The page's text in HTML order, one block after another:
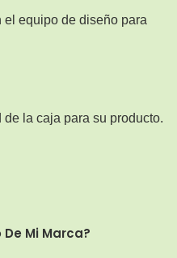
el equipo de diseño para
la caja para su producto.
Mi Marca?